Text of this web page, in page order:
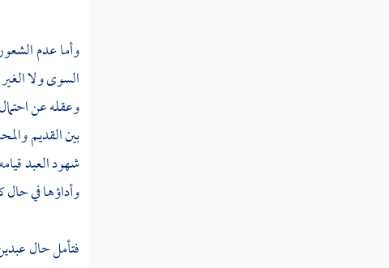
وأما عدم
السوى ولا
وعقله عن
بين القديم
شهود العبد
وأداؤها في حال
فتأمل حال